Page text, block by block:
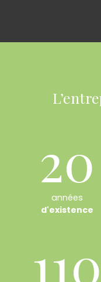
20
années
d'existence
110